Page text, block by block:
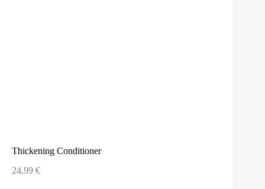
Thickening Conditioner
24,99 €